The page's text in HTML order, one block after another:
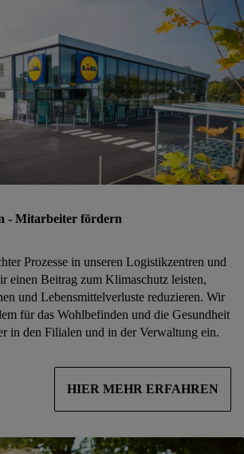
- Mitarbeiter fördern
Prozesse in unseren Logistikzentren und
einen Beitrag zum Klimaschutz leisten,
und Lebensmittelverluste reduzieren. Wir
für das Wohlbefinden und die Gesundheit
in den Filialen und in der Verwaltung ein.
HIER MEHR ERFAHREN